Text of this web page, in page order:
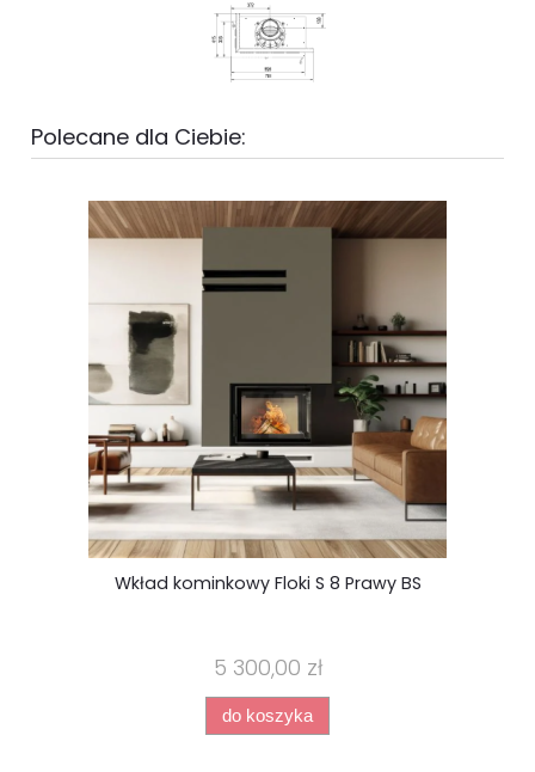
Polecane dla Ciebie:
Wkład kominkowy Floki S 8 Prawy BS
5 300,00 zł
do koszyka